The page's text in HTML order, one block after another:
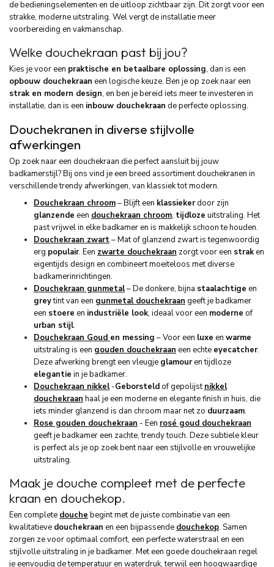
de bedieningselementen en de uitloop zichtbaar zijn. Dit zorgt voor een
strakke, moderne uitstraling. Wel vergt de installatie meer
voorbereiding en vakmanschap.
Welke douchekraan past bij jou?
Kies je voor een praktische en betaalbare oplossing, dan is een
opbouw douchekraan een logische keuze. Ben je op zoek naar een
strak en modern design, en ben je bereid iets meer te investeren in
installatie, dan is een inbouw douchekraan de perfecte oplossing.
Douchekranen in diverse stijlvolle
afwerkingen
Op zoek naar een douchekraan die perfect aansluit bij jouw
badkamerstijl? Bij ons vind je een breed assortiment douchekranen in
verschillende trendy afwerkingen, van klassiek tot modern.
Douchekraan chroom– Blijft een klassiekerdoor zijn
glanzende een douchekraan chroom, tijdloze uitstraling. Het
past vrijwel in elke badkamer en is makkelijk schoon te houden.
Douchekraan zwart–Mat of glanzend zwart is tegenwoordig
erg populair. Een zwarte douchekraan zorgt voor een straken
eigentijds design en combineert moeiteloos met diverse
badkamerinrichtingen.
Douchekraan gunmetal–De donkere, bijna staalachtige en
greytint van een gunmetal douchekraan geeft je badkamer
een stoere en industriële look, ideaal voor een moderne of
urban stijl.
Douchekraan Goud en messing –Voor een luxe en warme
uitstraling is een gouden douchekraan een echte eyecatcher.
Deze afwerking brengt een vleugje glamouren tijdloze
elegantie in je badkamer.
Douchekraan nikkel-Geborsteldof gepolijstnikkel
douchekraan haal je een moderne en elegante finish in huis, die
iets minder glanzend is dan chroom maar net zo duurzaam.
Rose gouden douchekraan - Een rosé goud douchekraan
geeft je badkamer een zachte, trendy touch. Deze subtiele kleur
is perfect als je op zoek bent naar een stijlvolle en vrouwelijke
uitstraling.
Maak je douche compleet met de perfecte
kraan en douchekop.
Een complete douche begint met de juiste combinatie van een
kwalitatieve douchekraan en een bijpassende douchekop. Samen
zorgen ze voor optimaal comfort, een perfecte waterstraal en een
stijlvolle uitstraling in je badkamer. Met een goede douchekraan regel
je eenvoudig de temperatuur en waterdruk, terwijl een hoogwaardige